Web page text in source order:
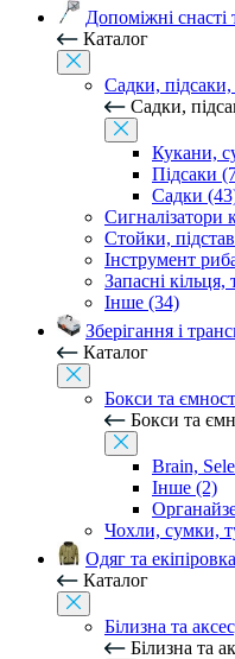
Допоміжні снасті
Каталог
Садки,
Садки,
Кукани,
Підсаки
Садки
Сигналізатори
Стойки,
Інструмент
Запасні
Інше (34)
Зберігання і
Каталог
Бокси та
Бокси та
Brain,
Інше (2)
Чохли, сумки,
Одяг та екіпіровка
Каталог
Білизна та
Білизна та